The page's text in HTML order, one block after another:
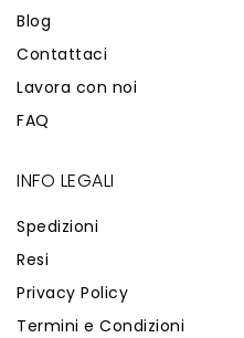
Blog
Contattaci
Lavora con noi
FAQ
INFO LEGALI
Spedizioni
Resi
Privacy Policy
Termini e Condizioni